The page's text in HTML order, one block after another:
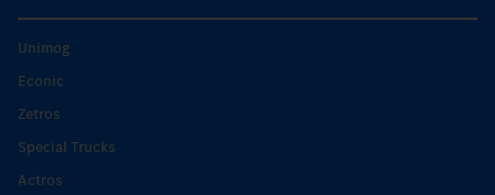
Unimog
Econic
Zetros
Special Trucks
Actros